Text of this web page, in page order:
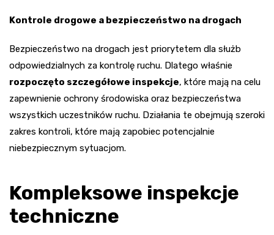
Kontrole drogowe a bezpieczeństwo na drogach
Bezpieczeństwo na drogach jest priorytetem dla służb
odpowiedzialnych za kontrolę ruchu. Dlatego właśnie
rozpoczęto szczegółowe inspekcje, które mają na celu
zapewnienie ochrony środowiska oraz bezpieczeństwa
wszystkich uczestników ruchu. Działania te obejmują szeroki
zakres kontroli, które mają zapobiec potencjalnie
niebezpiecznym sytuacjom.
Kompleksowe inspekcje
techniczne